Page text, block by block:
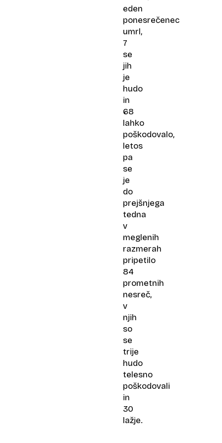
eden
ponesrečenec
umrl,
7
se
jih
je
hudo
in
68
lahko
poškodovalo,
letos
pa
se
je
do
prejšnjega
tedna
v
meglenih
razmerah
pripetilo
84
prometnih
nesreč,
v
njih
so
se
trije
hudo
telesno
poškodovali
in
30
lažje.